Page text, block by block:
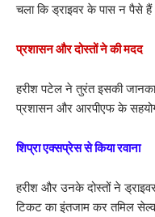
चला कि ड्राइवर के पास न पैसे
प्रशासन और दोस्तों ने की मदद
हरीश पटेल ने तुरंत इसकी
प्रशासन और आरपीएफ के
शिप्रा एक्सप्रेस से किया रवाना
हरीश और उनके दोस्तों ने
टिकट का इंतजाम कर तमिल